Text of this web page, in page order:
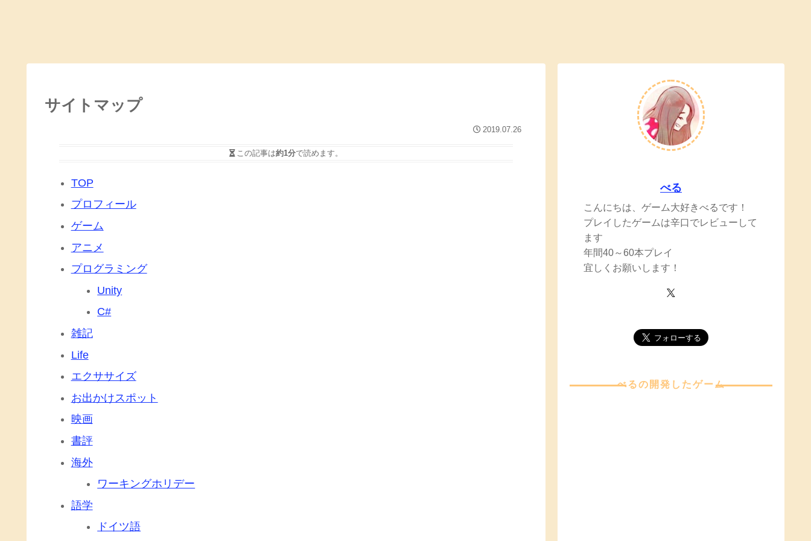
サイトマップ
2019.07.26
この記事は約1分で読めます。
TOP
プロフィール
ゲーム
アニメ
プログラミング
Unity
C#
雑記
Life
エクササイズ
お出かけスポット
映画
書評
海外
ワーキングホリデー
語学
ドイツ語
べる
こんにちは、ゲーム大好きべるです！
プレイしたゲームは辛口でレビューして
ます
年間40～60本プレイ
宜しくお願いします！
べるの開発したゲーム